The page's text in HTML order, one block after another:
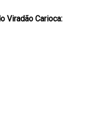
Viradão Carioca: